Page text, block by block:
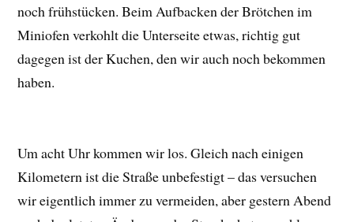
noch frühstücken. Beim Aufbacken der Brötchen im
Miniofen verkohlt die Unterseite etwas, richtig gut
dagegen ist der Kuchen, den wir auch noch bekommen
haben.
Um acht Uhr kommen wir los. Gleich nach einigen
Kilometern ist die Straße unbefestigt – das versuchen
wir eigentlich immer zu vermeiden, aber gestern Abend